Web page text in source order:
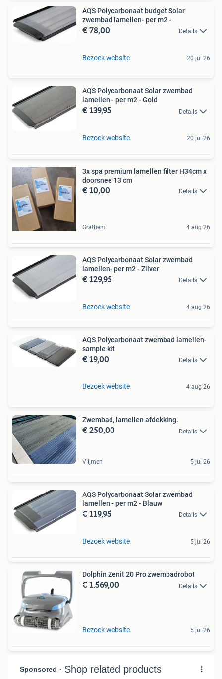
AQS Polycarbonaat budget Solar
zwembad lamellen- per m2 -
€ 78,00 Details
Bezoek website 20 jul 26
AQS Polycarbonaat Solar zwembad
lamellen - per m2 - Gold
€ 139,95 Details
Bezoek website 20 jul 26
3x spa premium lamellen filter H34cm x
doorsnee 13 cm
€ 10,00 Details
Grathem 4 aug 26
AQS Polycarbonaat Solar zwembad
lamellen- per m2 - Zilver
€ 129,95 Details
Bezoek website 4 aug 26
AQS Polycarbonaat zwembad lamellen-
sample kit
€ 19,00 Details
Bezoek website 4 aug 26
Zwembad, lamellen afdekking.
€ 250,00 Details
Vlijmen 5 jul 26
AQS Polycarbonaat Solar zwembad
lamellen - per m2 - Blauw
€ 119,95 Details
Bezoek website 5 jul 26
Dolphin Zenit 20 Pro zwembadrobot
€ 1.569,00 Details
Bezoek website 5 jul 26